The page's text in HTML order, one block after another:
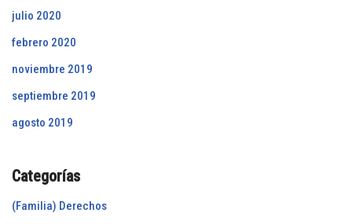
julio 2020
febrero 2020
noviembre 2019
septiembre 2019
agosto 2019
Categorías
(Familia) Derechos